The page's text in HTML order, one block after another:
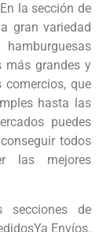
la sección de
gran variedad
grandes y
comercios, que
hasta las
puedes
todos
las mejores
secciones de
Envíos.